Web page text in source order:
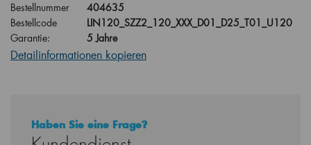
Bestellnummer
404635
Bestellcode
LIN120_SZZ2_120_XXX_D01_D25_T01_U120
Garantie:
5 Jahre
Detailinformationen kopieren
Haben Sie eine Frage?